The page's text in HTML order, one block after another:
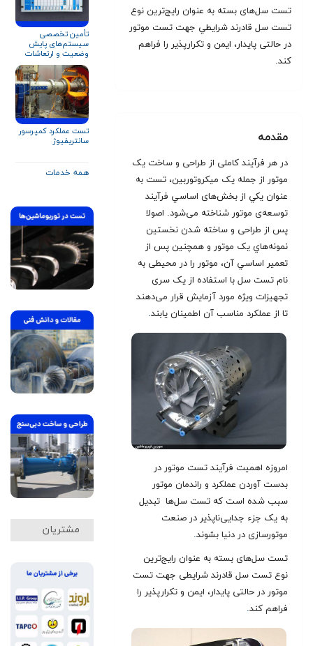
تست سل‌های بسته به عنوان رايج‌ترين نوع
تست سل قادرند شرايطي جهت تست موتور
در حالتی پايدار، ايمن و تکرارپذير را فراهم
کند.
مقدمه
در هر فرآيند کاملی از طراحی و ساخت يک
موتور از جمله يک میکروتوربین، تست به
عنوان يکي از بخش‌های اساسي فرآيند
توسعه‌ی موتور شناخته می‌شود. اصولا
پس از طراحی و ساخته شدن نخستين
نمونه‌هاي يک موتور و همچنين پس از
تعمير اساسي آن، موتور را در محيطی به
نام تست سل با استفاده از يک سری
تجهيزات ويژه مورد آزمايش قرار می‌دهند
تا از عملکرد مناسب آن اطمينان يابند.
امروزه اهميت فرآيند تست موتور در
بدست آوردن عملکرد و راندمان موتور
سبب شده است که تست سل‌ها تبديل
به يک جزء جدایی‌ناپذير در صنعت
موتورسازی در دنيا بشوند.
تست سل‌های بسته به عنوان رايج‌ترين
نوع تست سل قادرند شرايطی جهت تست
موتور در حالتی پايدار، ايمن و تکرارپذير را
فراهم کند.
تأمین تخصصی
سیستم‌های پایش
وضعیت و ارتعاشات
تجهیزات دوار
تست عملکرد کمپرسور
سانتریفیوژ
همه خدمات
مشتریان